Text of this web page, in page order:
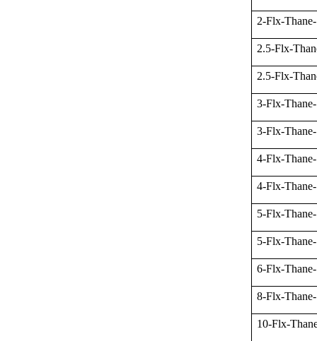
2-Flx-
2.5-Flx-
2.5-Flx-
3-Flx-
3-Flx-
4-Flx-
4-Flx-
5-Flx-
5-Flx-
6-Flx-
8-Flx-
10-Flx-